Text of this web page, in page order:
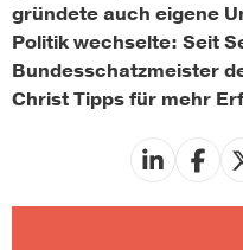
gründete auch eigene
Politik wechselte: Seit
Bundesschatzmeister
Christ Tipps für mehr